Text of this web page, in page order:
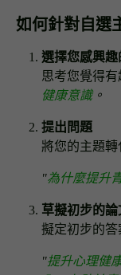
如何針對自選
選擇您感興趣
思考您覺得
健康意識。
提出問題
將您的主題轉
"為什麼提升
草擬初步的論
擬定初步的答
"提升心理健